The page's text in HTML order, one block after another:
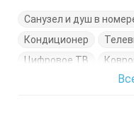
Санузел и душ в
Кондиционер
Цифровое ТВ
Кровать двуспальная